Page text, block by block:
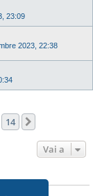
23:09
2023, 22:38
14
Vai a